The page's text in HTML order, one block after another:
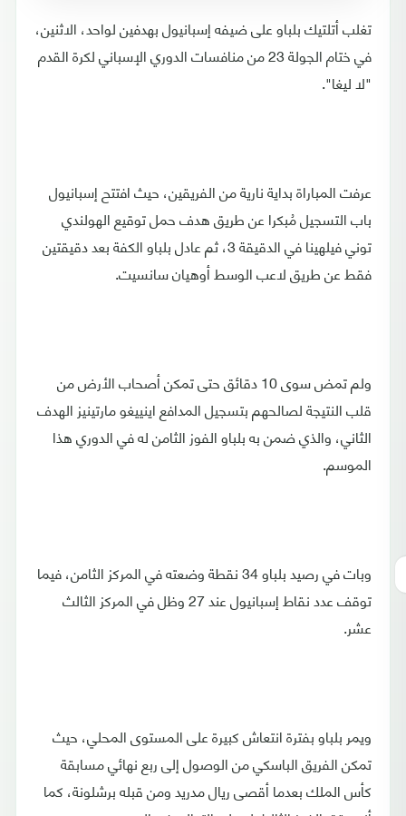
تغلب أتلتيك بلباو على ضيفه إسبانيول بهدفين لواحد، الاثنين،
في ختام الجولة 23 من منافسات الدوري الإسباني لكرة القدم
"لا ليغا".
عرفت المباراة بداية نارية من الفريقين، حيث افتتح إسبانيول
باب التسجيل مُبكرا عن طريق هدف حمل توقيع الهولندي
توني فيلهينا في الدقيقة 3، ثم عادل بلباو الكفة بعد دقيقتين
فقط عن طريق لاعب الوسط أوهيان سانسيت.
ولم تمض سوى 10 دقائق حتى تمكن أصحاب الأرض من
قلب النتيجة لصالحهم بتسجيل المدافع اينييغو مارتينيز الهدف
الثاني، والذي ضمن به بلباو الفوز الثامن له في الدوري هذا
الموسم.
وبات في رصيد بلباو 34 نقطة وضعته في المركز الثامن، فيما
توقف عدد نقاط إسبانيول عند 27 وظل في المركز الثالث
عشر.
ويمر بلباو بفترة انتعاش كبيرة على المستوى المحلي، حيث
تمكن الفريق الباسكي من الوصول إلى ربع نهائي مسابقة
كأس الملك بعدما أقصى ريال مدريد ومن قبله برشلونة، كما